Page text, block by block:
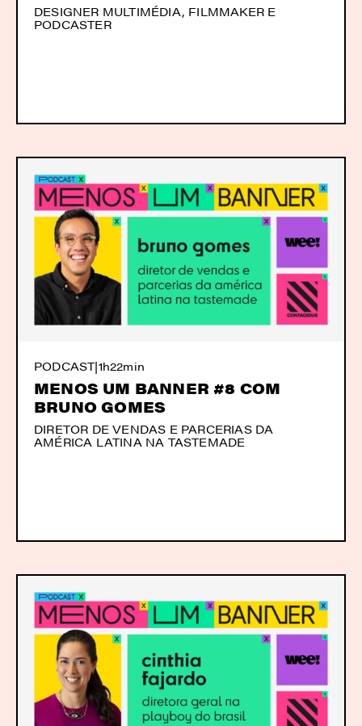
DESIGNER MULTIMÉDIA, FILMMAKER E
PODCASTER
PODCAST|1h22min
MENOS UM BANNER #8 COM
BRUNO GOMES
DIRETOR DE VENDAS E PARCERIAS DA
AMÉRICA LATINA NA TASTEMADE